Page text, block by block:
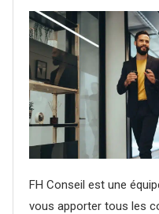
FH Conseil est une
vous apporter tous les